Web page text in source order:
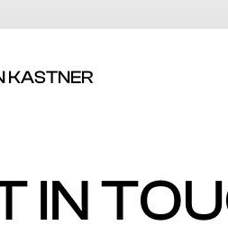
KASTNER
IN